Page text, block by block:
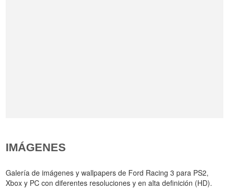
IMÁGENES
Galería de imágenes y wallpapers de Ford Racing 3 para PS2,
Xbox y PC con diferentes resoluciones y en alta definición (HD).